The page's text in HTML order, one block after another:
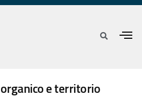
e territorio